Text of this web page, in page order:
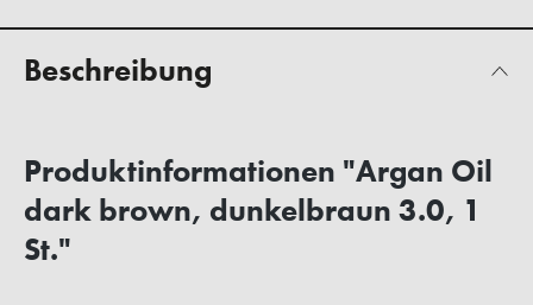
Beschreibung
Produktinformationen "Argan Oil
dark brown, dunkelbraun 3.0, 1
St."